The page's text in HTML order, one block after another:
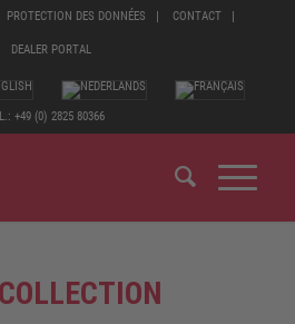
PROTECTION DES DONNÉES CONTACT
DEALER PORTAL
+49 (0) 2825 80366